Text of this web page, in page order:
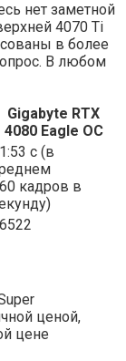
нет заметной
4070 Ti
в более
В любом
Gigabyte RTX
4080 Eagle OC
с (в
кадров в
ценой,
цене